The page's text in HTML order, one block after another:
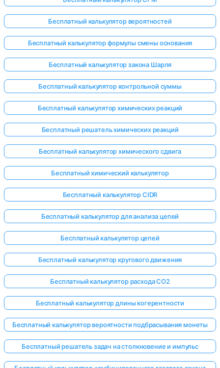
Бесплатный калькулятор вероятностей
Бесплатный калькулятор формулы смены основания
Бесплатный калькулятор закона Шарля
Бесплатный калькулятор контрольной суммы
Бесплатный калькулятор химических реакций
Бесплатный решатель химических реакций
Бесплатный калькулятор химического сдвига
Бесплатный химический калькулятор
Бесплатный калькулятор CIDR
Бесплатный калькулятор для анализа цепей
Бесплатный калькулятор цепей
Бесплатный калькулятор кругового движения
Бесплатный калькулятор расхода CO2
Бесплатный калькулятор длины когерентности
Бесплатный калькулятор вероятности подбрасывания монеты
Бесплатный решатель задач на столкновение и импульс